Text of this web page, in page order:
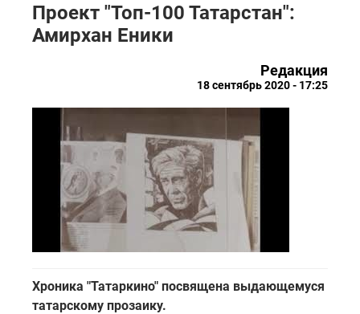
Проект "Топ-100 Татарстан":
Амирхан Еники
Редакция
18 сентябрь 2020 - 17:25
Хроника "Татаркино" посвящена выдающемуся
татарскому прозаику.